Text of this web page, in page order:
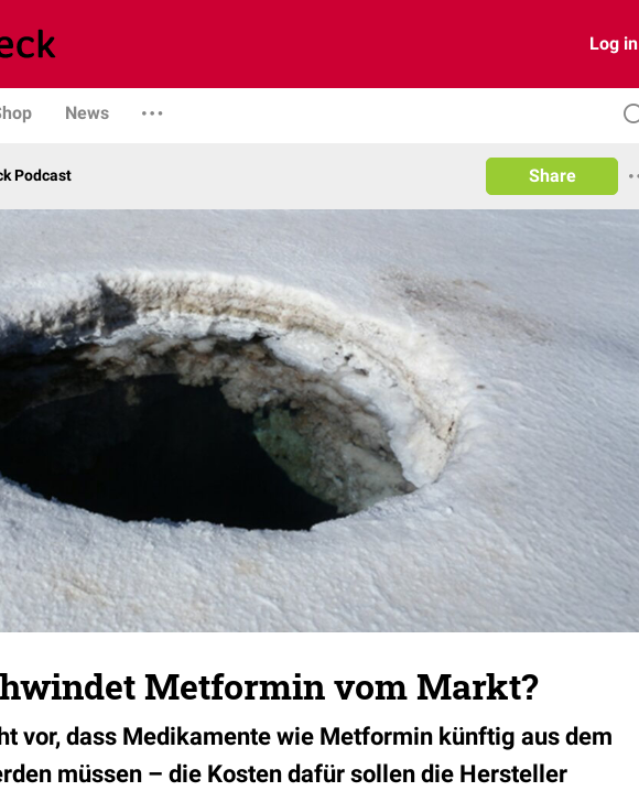
Log in
News
Podcast Share
Metformin vom Markt?
vor, dass Medikamente wie Metformin künftig aus dem
müssen – die Kosten dafür sollen die Hersteller